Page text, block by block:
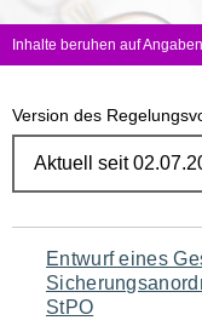
Inhalte beruhen auf
Version des
Navigation
für
Entwurf eines
StPO